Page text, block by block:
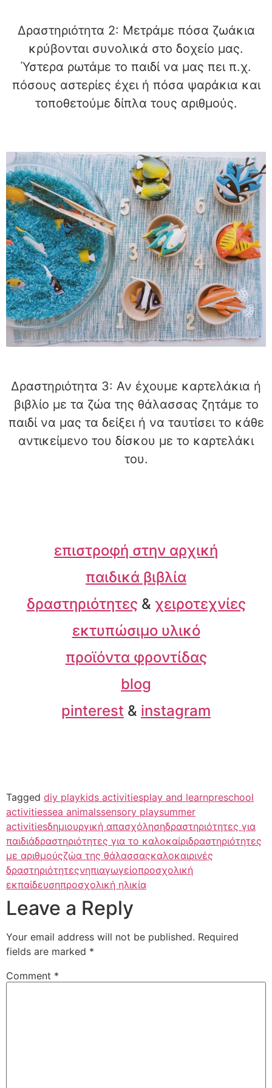
Δραστηριότητα 2: Μετράμε πόσα ζωάκια
κρύβονται συνολικά στο δοχείο μας.
Ύστερα ρωτάμε το παιδί να μας πει π.χ.
πόσους αστερίες έχει ή πόσα ψαράκια και
τοποθετούμε δίπλα τους αριθμούς.
Δραστηριότητα 3: Αν έχουμε καρτελάκια ή
βιβλίο με τα ζώα της θάλασσας ζητάμε το
παιδί να μας τα δείξει ή να ταυτίσει το κάθε
αντικείμενο του δίσκου με το καρτελάκι
του.
επιστροφή στην αρχική
παιδικά βιβλία
δραστηριότητες & χειροτεχνίες
εκτυπώσιμο υλικό
προϊόντα φροντίδας
blog
pinterest & instagram
Tagged diy playkids activitiesplay and learnpreschool
activitiessea animalssensory playsummer
activitiesδημιουργική απασχόλησηδραστηριότητες για
παιδιάδραστηριότητες για το καλοκαίριδραστηριότητες
με αριθμούςζώα της θάλασσαςκαλοκαιρινές
δραστηριότητεςνηπιαγωγείοπροσχολική
εκπαίδευσηπροσχολική ηλικία
Leave a Reply
Your email address will not be published. Required
fields are marked *
Comment *